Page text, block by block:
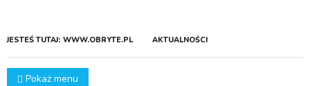
JESTEŚ TUTAJ: WWW.OBRYTE.PL AKTUALNOŚCI
Pokaż menu